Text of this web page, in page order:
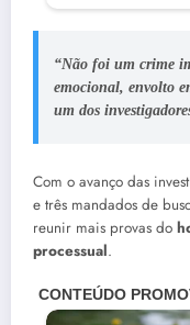
“Não foi um crime
emocional, envolto
um dos
Com o avanço das
e três mandados de
reunir mais provas do
processual.